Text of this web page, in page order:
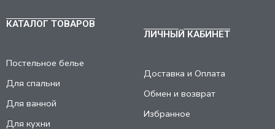
КАТАЛОГ ТОВАРОВ
Постельное белье
Для спальни
Для ванной
Для кухни
ЛИЧНЫЙ КАБИНЕТ
Доставка и Оплата
Обмен и возврат
Избранное